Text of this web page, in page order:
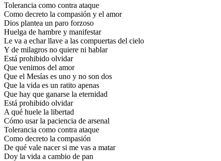
Tolerancia como contra ataque
Como decreto la compasión y el amor
Dios plantea un paro forzoso
Huelga de hambre y manifestar
Le va a echar llave a las compuertas del cielo
Y de milagros no quiere ni hablar
Está prohibido olvidar
Que venimos del amor
Que el Mesías es uno y no son dos
Que la vida es un ratito apenas
Que hay que ganarse la eternidad
Está prohibido olvidar
A qué huele la libertad
Cómo usar la paciencia de arsenal
Tolerancia como contra ataque
Como decreto la compasión
De qué vale nacer si me vas a matar
Doy la vida a cambio de pan